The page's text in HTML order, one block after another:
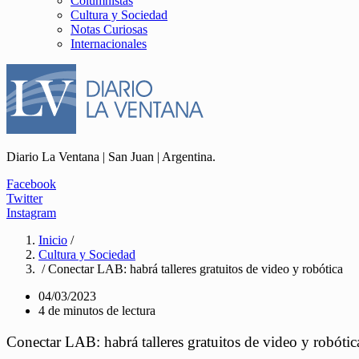
Cultura y Sociedad
Notas Curiosas
Internacionales
Diario La Ventana | San Juan | Argentina.
Facebook
Twitter
Instagram
Inicio /
Cultura y Sociedad
/ Conectar LAB: habrá talleres gratuitos de video y robótica
04/03/2023
4 de minutos de lectura
Conectar LAB: habrá talleres gratuitos de video y